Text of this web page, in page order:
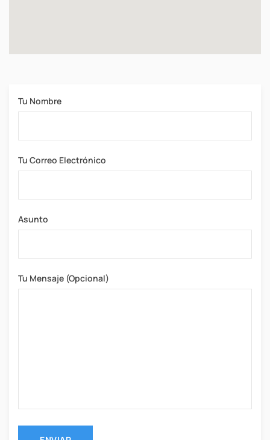
Tu Nombre
Tu Correo Electrónico
Asunto
Tu Mensaje (opcional)